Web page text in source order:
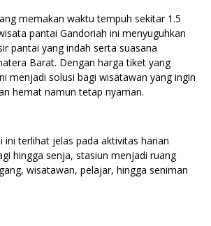
memakan waktu tempuh sekitar 1.5
pantai Gandoriah ini menyuguhkan
pantai yang indah serta suasana
Barat. Dengan harga tiket yang
menjadi solusi bagi wisatawan yang ingin
hemat namun tetap nyaman.
ini terlihat jelas pada aktivitas harian
hingga senja, stasiun menjadi ruang
wisatawan, pelajar, hingga seniman